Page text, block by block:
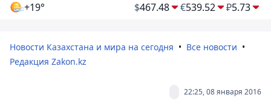
+19° $467.48 €539.52 ₽5.73
Новости Казахстана и мира на сегодня
Все новости
Редакция Zakon.kz
22:25, 08 января 2016